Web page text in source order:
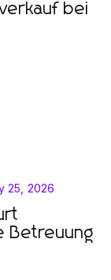
bei
25, 2026
Betreuung